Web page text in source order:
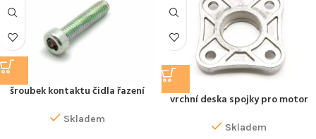
šroubek kontaktu čidla řazení
Skladem
vrchní deska spojky pro motor
Skladem